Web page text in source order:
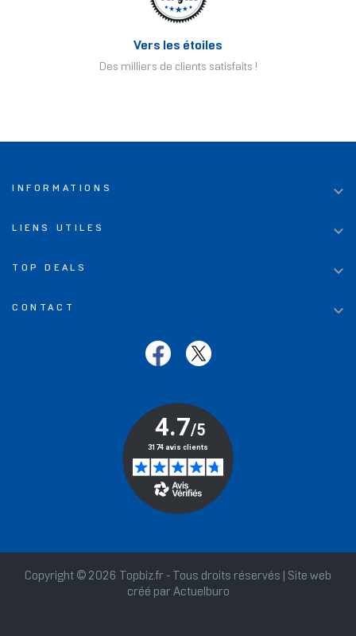
Vers les étoiles
Des milliers de clients satisfaits !
INFORMATIONS 
LIENS UTILES 
TOP DEALS 
CONTACT 
Copyright © 2026 Topbiz.fr - Tous droits réservés | Site web
créé par Actuelburo